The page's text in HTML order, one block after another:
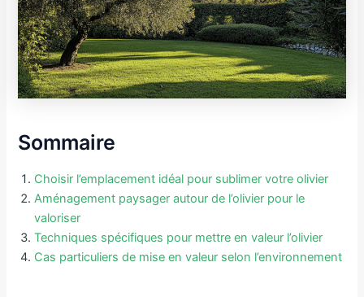
Sommaire
Choisir l’emplacement idéal pour sublimer votre olivier
Aménagement paysager autour de l’olivier pour le
valoriser
Techniques spécifiques pour mettre en valeur l’olivier
Cas particuliers de mise en valeur selon l’environnement